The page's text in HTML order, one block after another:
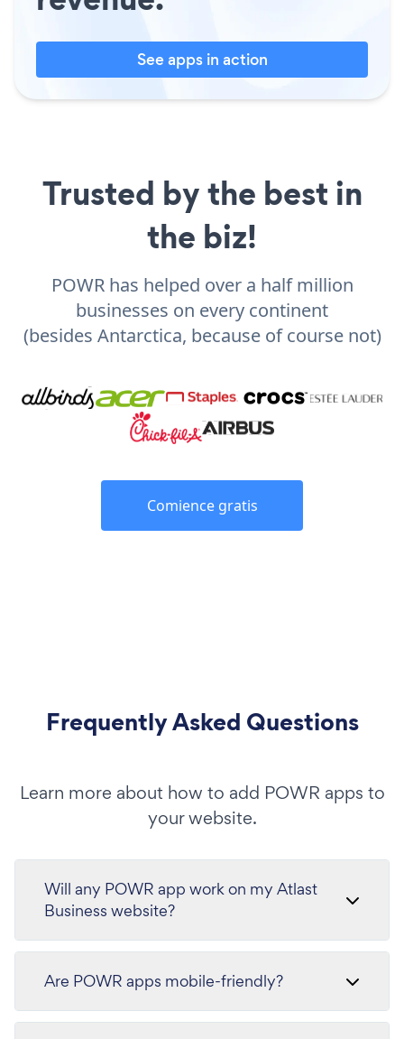
See apps in action
Trusted by the best in
the biz!
POWR has helped over a half million
businesses on every continent
(besides Antarctica, because of course not)
Comience gratis
Frequently Asked Questions
Learn more about how to add POWR apps to
your website.
Will any POWR app work on my Atlast
Business website?
Are POWR apps mobile-friendly?